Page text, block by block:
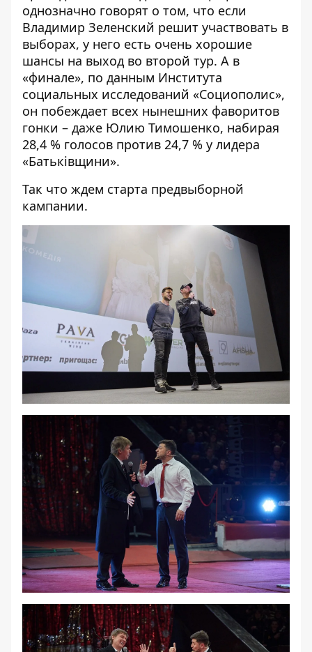
однозначно говорят о том, что если
Владимир Зеленский решит участвовать в
выборах, у него есть очень хорошие
шансы на выход во второй тур. А в
«финале», по данным Института
социальных исследований «Социополис»,
он побеждает всех нынешних фаворитов
гонки – даже Юлию Тимошенко, набирая
28,4 % голосов против 24,7 % у лидера
«Батьківщини».
Так что ждем старта предвыборной
кампании.